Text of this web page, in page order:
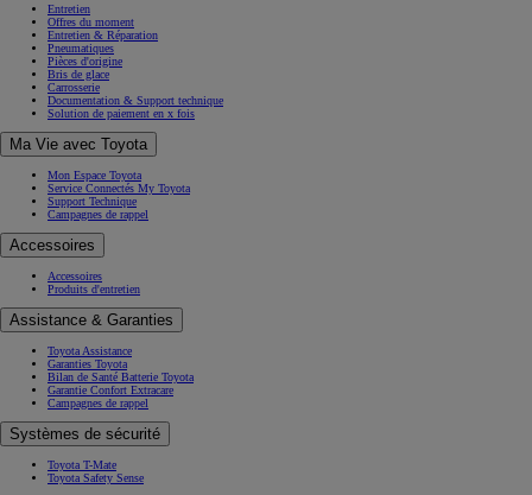
Entretien
Offres du moment
Entretien & Réparation
Pneumatiques
Pièces d'origine
Bris de glace
Carrosserie
Documentation & Support technique
Solution de paiement en x fois
Ma Vie avec Toyota
Mon Espace Toyota
Service Connectés My Toyota
Support Technique
Campagnes de rappel
Accessoires
Accessoires
Produits d'entretien
Assistance & Garanties
Toyota Assistance
Garanties Toyota
Bilan de Santé Batterie Toyota
Garantie Confort Extracare
Campagnes de rappel
Systèmes de sécurité
Toyota T-Mate
Toyota Safety Sense